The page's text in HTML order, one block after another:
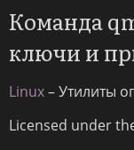
Команда
ключи и
Linux– Утилиты
Licensed under